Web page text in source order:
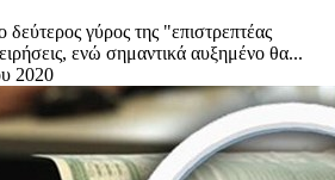
δεύτερος γύρος της "επιστρεπτέας
ενώ σημαντικά αυξημένο θα...
2020